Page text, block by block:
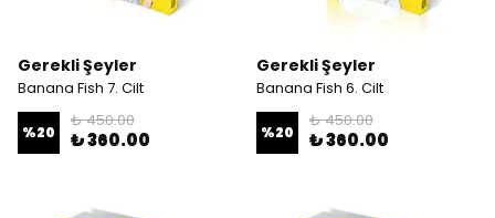
Gerekli Şeyler
Banana Fish 7. Cilt
%20
₺ 450.00
₺ 360.00
Gerekli Şeyler
Banana Fish 6. Cilt
%20
₺ 450.00
₺ 360.00